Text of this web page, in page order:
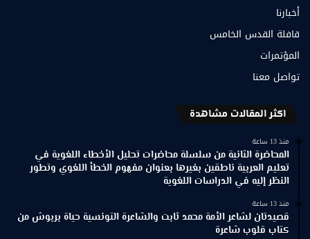
أخبارنا
قافلة القدس الخامس
المؤتمرات
تواصل معنا
اكثر المقالات مشاهدة
منذ 13 ساعة
المحاضرة الثانية من سلسلة محاضرات تحليل الأخطاء اللغوية في
تعليم العربية ناطقين بغيرها بعنوان مفهوم الخطأ اللغوي وتطور
النظر إليه في الدراسات اللغوية
منذ 13 ساعة
قصيدتان لشاعر الأمة محمد ثابت والشاعرة التونسية حياة بربوش من
كتاب قلوب شاعرة